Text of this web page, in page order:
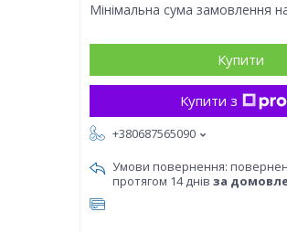
Мінімальна сума замовлення
Купити
Купити з
+380687565090
протягом 14 днів за